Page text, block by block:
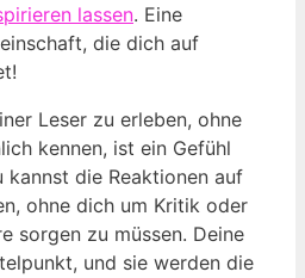
lassen. Eine
die dich auf
Leser zu erleben, ohne
kennen, ist ein Gefühl
kannst die Reaktionen auf
ohne dich um Kritik oder
sorgen zu müssen. Deine
und sie werden die